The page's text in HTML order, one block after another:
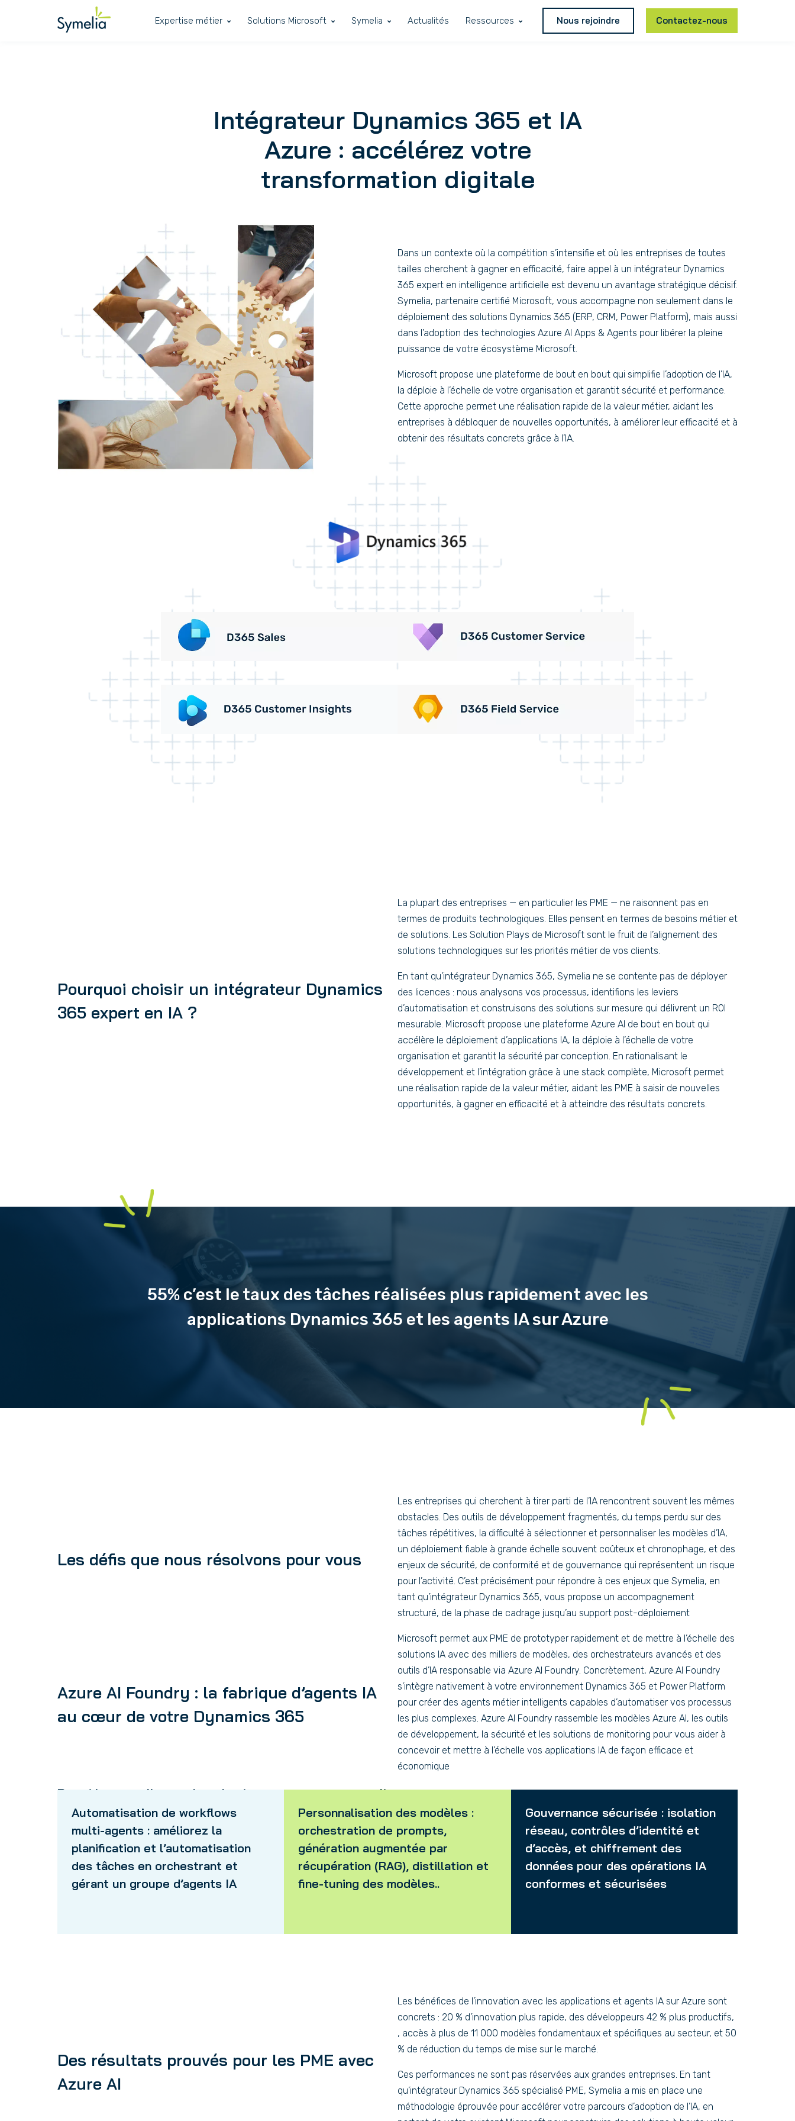
Expertise métier Solutions Microsoft Symelia Actualités Ressources Nous rejoindre Contactez-nous
Intégrateur Dynamics 365 et IA
Azure : accélérez votre
transformation digitale
Dans un contexte où la compétition s’intensifie et où les entreprises de toutes
tailles cherchent à gagner en efficacité, faire appel à un intégrateur Dynamics
365 expert en intelligence artificielle est devenu un avantage stratégique décisif.
Symelia, partenaire certifié Microsoft, vous accompagne non seulement dans le
déploiement des solutions Dynamics 365 (ERP, CRM, Power Platform), mais aussi
dans l’adoption des technologies Azure AI Apps & Agents pour libérer la pleine
puissance de votre écosystème Microsoft.
Microsoft propose une plateforme de bout en bout qui simplifie l’adoption de l’IA,
la déploie à l’échelle de votre organisation et garantit sécurité et performance.
Cette approche permet une réalisation rapide de la valeur métier, aidant les
entreprises à débloquer de nouvelles opportunités, à améliorer leur efficacité et à
obtenir des résultats concrets grâce à l’IA.
Pourquoi choisir un intégrateur Dynamics
365 expert en IA ?
La plupart des entreprises — en particulier les PME — ne raisonnent pas en
termes de produits technologiques. Elles pensent en termes de besoins métier et
de solutions. Les Solution Plays de Microsoft sont le fruit de l’alignement des
solutions technologiques sur les priorités métier de vos clients.
En tant qu’intégrateur Dynamics 365, Symelia ne se contente pas de déployer
des licences : nous analysons vos processus, identifions les leviers
d’automatisation et construisons des solutions sur mesure qui délivrent un ROI
mesurable. Microsoft propose une plateforme Azure AI de bout en bout qui
accélère le déploiement d’applications IA, la déploie à l’échelle de votre
organisation et garantit la sécurité par conception. En rationalisant le
développement et l’intégration grâce à une stack complète, Microsoft permet
une réalisation rapide de la valeur métier, aidant les PME à saisir de nouvelles
opportunités, à gagner en efficacité et à atteindre des résultats concrets.
55% c’est le taux des tâches réalisées plus rapidement avec les
applications Dynamics 365 et les agents IA sur Azure
Les défis que nous résolvons pour vous
Les entreprises qui cherchent à tirer parti de l’IA rencontrent souvent les mêmes
obstacles. Des outils de développement fragmentés, du temps perdu sur des
tâches répétitives, la difficulté à sélectionner et personnaliser les modèles d’IA,
un déploiement fiable à grande échelle souvent coûteux et chronophage, et des
enjeux de sécurité, de conformité et de gouvernance qui représentent un risque
pour l’activité. C’est précisément pour répondre à ces enjeux que Symelia, en
tant qu’intégrateur Dynamics 365, vous propose un accompagnement
structuré, de la phase de cadrage jusqu’au support post-déploiement
Azure AI Foundry : la fabrique d’agents IA
au cœur de votre Dynamics 365
Microsoft permet aux PME de prototyper rapidement et de mettre à l’échelle des
solutions IA avec des milliers de modèles, des orchestrateurs avancés et des
outils d’IA responsable via Azure AI Foundry. Concrètement, Azure AI Foundry
s’intègre nativement à votre environnement Dynamics 365 et Power Platform
pour créer des agents métier intelligents capables d’automatiser vos processus
les plus complexes. Azure AI Foundry rassemble les modèles Azure AI, les outils
de développement, la sécurité et les solutions de monitoring pour vous aider à
concevoir et mettre à l’échelle vos applications IA de façon efficace et
économique
Parmi les cas d’usage les plus impactants pour nos clients :
Automatisation de workflows
multi-agents : améliorez la
planification et l’automatisation
des tâches en orchestrant et
gérant un groupe d’agents IA
Personnalisation des modèles :
orchestration de prompts,
génération augmentée par
récupération (RAG), distillation et
fine-tuning des modèles..
Gouvernance sécurisée : isolation
réseau, contrôles d’identité et
d’accès, et chiffrement des
données pour des opérations IA
conformes et sécurisées
Des résultats prouvés pour les PME avec
Azure AI
Les bénéfices de l’innovation avec les applications et agents IA sur Azure sont
concrets : 20 % d’innovation plus rapide, des développeurs 42 % plus productifs,
, accès à plus de 11 000 modèles fondamentaux et spécifiques au secteur, et 50
% de réduction du temps de mise sur le marché.
Ces performances ne sont pas réservées aux grandes entreprises. En tant
qu’intégrateur Dynamics 365 spécialisé PME, Symelia a mis en place une
méthodologie éprouvée pour accélérer votre parcours d’adoption de l’IA, en